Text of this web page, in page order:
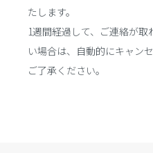
たします。
1週間経過して、ご連絡が
い場合は、自動的にキャン
ご了承ください。